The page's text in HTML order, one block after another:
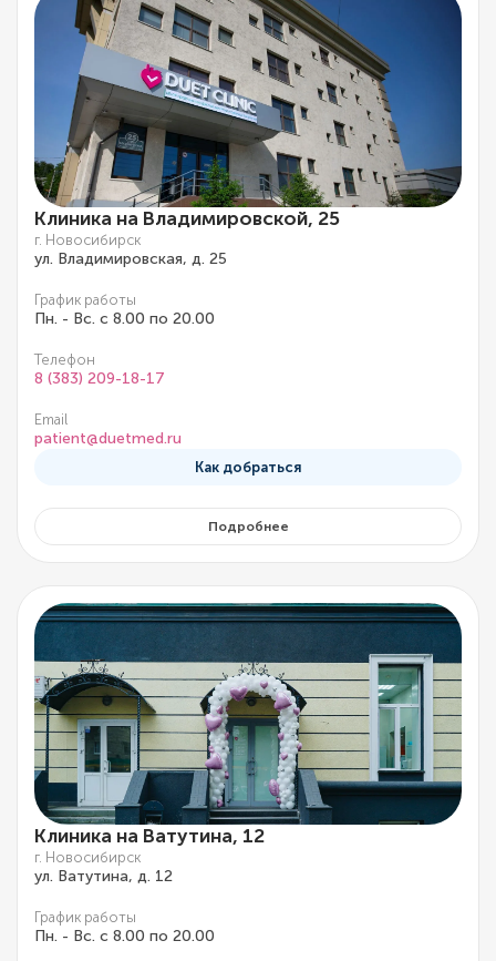
Клиника на Владимировской, 25
г. Новосибирск
ул. Владимировская, д. 25
График работы
Пн. - Вс. с 8.00 по 20.00
Телефон
8 (383) 209-18-17
Email
patient@duetmed.ru
Как добраться
Подробнее
Клиника на Ватутина, 12
г. Новосибирск
ул. Ватутина, д. 12
График работы
Пн. - Вс. с 8.00 по 20.00